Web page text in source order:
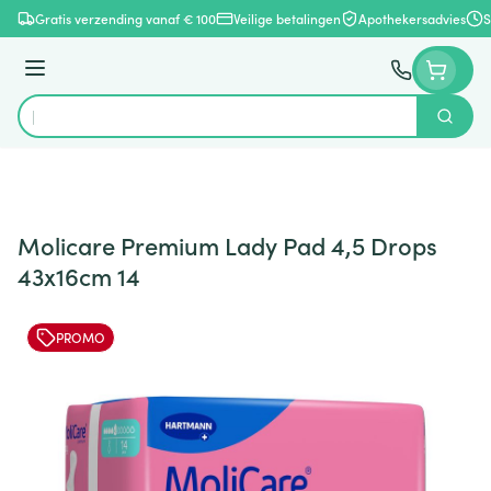
Ga naar de inhoud
Gratis verzending vanaf € 100 Veilige betalingen Apothekersadvies
Menu
Product, merk, categorie...
Zoek
Molicare Premium Lady Pad 4,5 Drops
43x16cm 14
PROMO